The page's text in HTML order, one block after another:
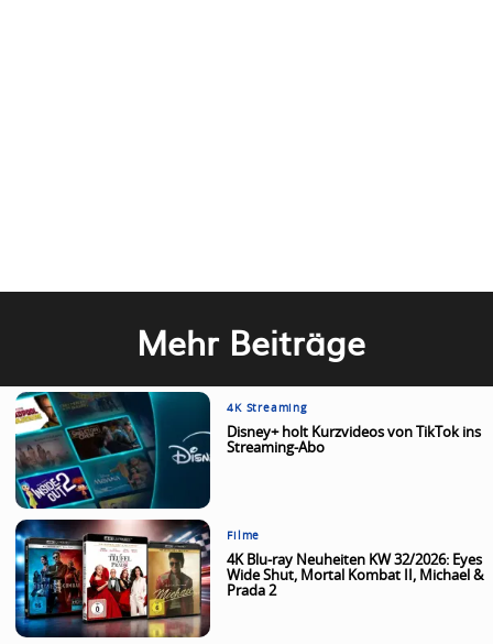
Mehr Beiträge
4K Streaming
Disney+ holt Kurzvideos von TikTok ins
Streaming-Abo
Filme
4K Blu-ray Neuheiten KW 32/2026: Eyes
Wide Shut, Mortal Kombat II, Michael &
Prada 2